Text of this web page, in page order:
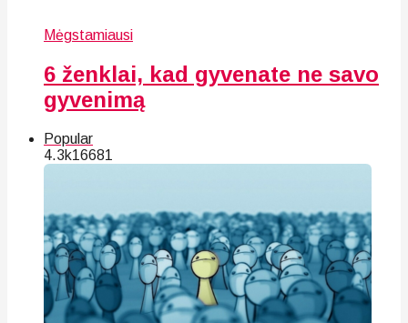
Mėgstamiausi
6 ženklai, kad gyvenate ne savo
gyvenimą
Popular
4.3k16681